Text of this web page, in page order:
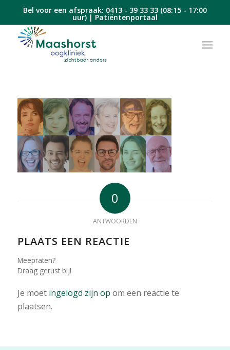
Bel voor een afspraak: 0413 - 39 33 33(08:15 - 17:00
uur) | Patiëntenportaal
0
ANTWOORDEN
PLAATS EEN REACTIE
Meepraten?
Draag gerust bij!
Je moet ingelogd zijn op om een reactie te
plaatsen.